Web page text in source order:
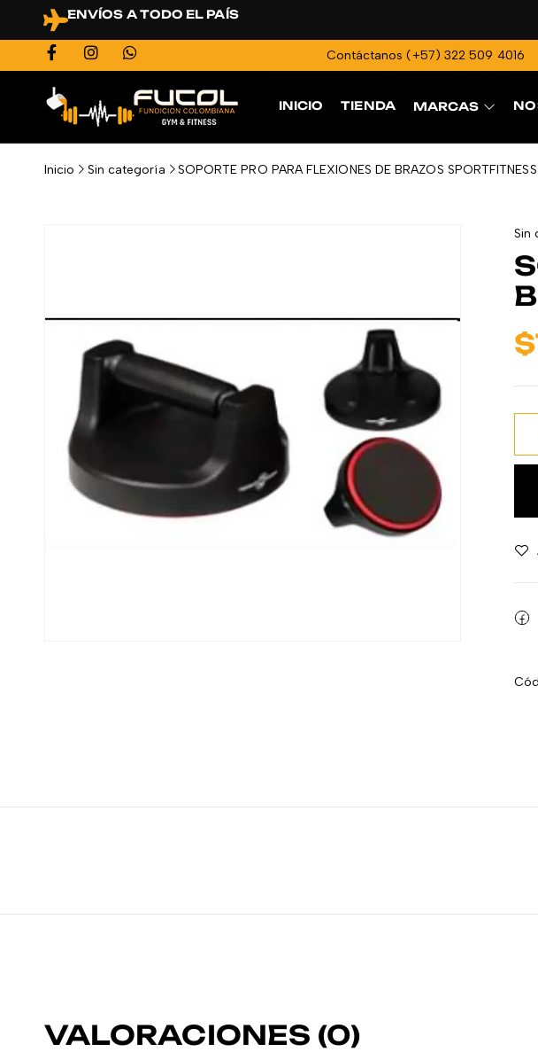
ENVÍOS A TODO EL PAÍS
Contáctanos(+57) 322 509 4016
INICIO TIENDA MARCAS
Inicio Sin categoría SOPORTE PRO PARA FLEXIONES DE BRAZOS SPORTFITNESS
Sin
$
VALORACIONES (0)